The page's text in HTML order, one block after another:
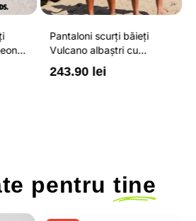
Pantaloni scurți băieți
Vulcano albaștri cu
buzunare cu fermoar,
impermeabili și talie
243.90 lei
pentru tine